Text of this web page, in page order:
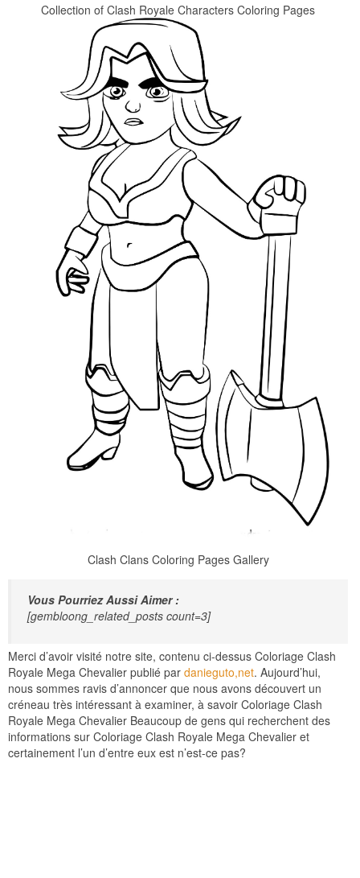
Collection of Clash Royale Characters Coloring Pages
Clash Clans Coloring Pages Gallery
Vous Pourriez Aussi Aimer :
[gembloong_related_posts count=3]
Merci d’avoir visité notre site, contenu ci-dessus Coloriage Clash
Royale Mega Chevalier publié par danieguto,net. Aujourd’hui,
nous sommes ravis d’annoncer que nous avons découvert un
créneau très intéressant à examiner, à savoir Coloriage Clash
Royale Mega Chevalier Beaucoup de gens qui recherchent des
informations sur Coloriage Clash Royale Mega Chevalier et
certainement l’un d’entre eux est n’est-ce pas?